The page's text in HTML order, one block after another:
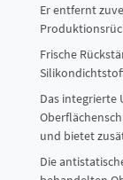
Er entfernt
Frische
Das integrierte
und bietet
Die